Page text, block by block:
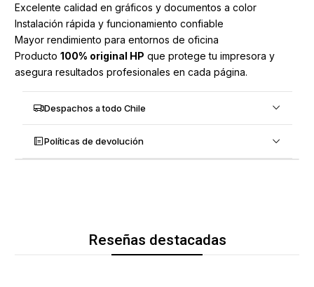
Excelente calidad en gráficos y documentos a color
Instalación rápida y funcionamiento confiable
Mayor rendimiento para entornos de oficina
Producto 100% original HP que protege tu impresora y
asegura resultados profesionales en cada página.
Despachos a todo Chile
Políticas de devolución
Reseñas destacadas